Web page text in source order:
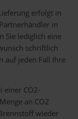
erfolgt in
in
Sie lediglich eine
schriftlich
auf jeden Fall Ihre
einer CO2-
an CO2
wieder